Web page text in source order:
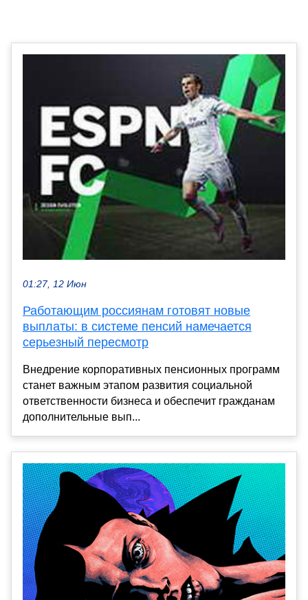
01:27, 12 Июн
Работающим россиянам готовят новые
выплаты: в системе пенсий намечается
серьезный пересмотр
Внедрение корпоративных пенсионных программ
станет важным этапом развития социальной
ответственности бизнеса и обеспечит гражданам
дополнительные вып...